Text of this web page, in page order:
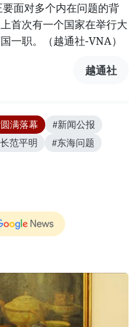
面对多个内在问题的背
首次有一个国家在举行大
一职。（越通社-VNA）
越通社
满落幕
#新闻公报
范平明
#东海问题